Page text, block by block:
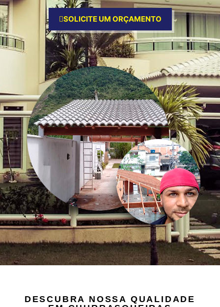
SOLICITE UM ORÇAMENTO
DESCUBRA NOSSA QUALIDADE